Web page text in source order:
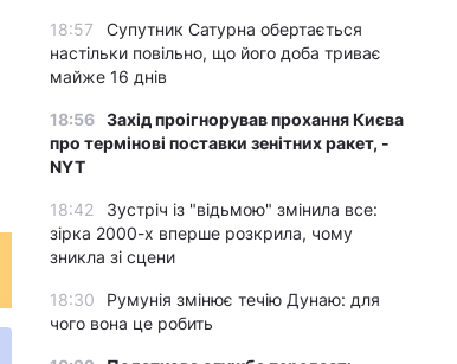
18:57
Супутник Сатурна обертається
настільки повільно, що його доба триває
майже 16 днів
18:56 Захід проігнорував прохання Києва
про термінові поставки зенітних ракет, -
NYT
18:42
Зустріч із "відьмою" змінила все:
зірка 2000-х вперше розкрила, чому
зникла зі сцени
18:30
Румунія змінює течію Дунаю: для
чого вона це робить